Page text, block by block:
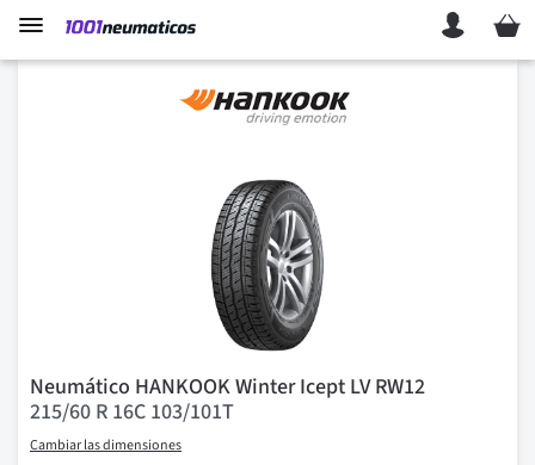
Mi
Neumático HANKOOK Winter Icept LV RW12
215/60 R 16C 103/101T
Cambiar las dimensiones